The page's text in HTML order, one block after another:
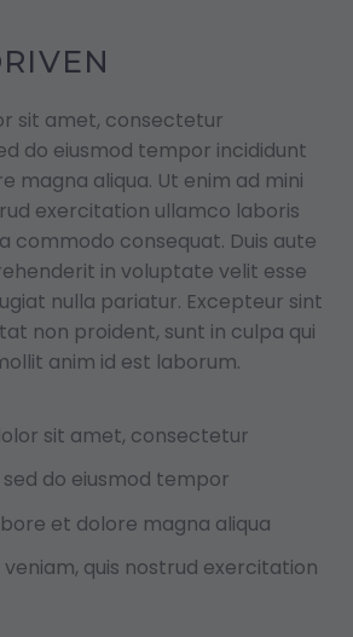
sit amet, consectetur
do eiusmod tempor incididunt
magna aliqua. Ut enim ad mini
exercitation ullamco laboris
commodo consequat. Duis aute
in voluptate velit esse
nulla pariatur. Excepteur sint
non proident, sunt in culpa qui
anim id est laborum.
sit amet, consectetur
sed do eiusmod tempor
et dolore magna aliqua
veniam, quis nostrud exercitation